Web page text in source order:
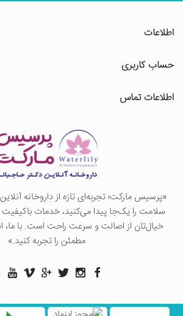
«پرسيس ماركت؛ تجربه‌ای تازه از داروخانه
سلامت را یک‌جا پیدا می‌کنید، خدمات باکیفیت
خیال‌تان از اصالت و سرعت راحت است. با ما،
مطمئن را تجربه کنید.»
اطلاعات
حساب کاربری
اطلاعات تماس